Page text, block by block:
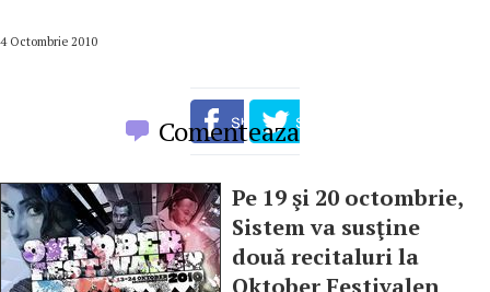
4 Octombrie 2010
Comenteaza
Pe 19 şi 20 octombrie,
Sistem va susţine
două recitaluri la
Oktober Festivalen